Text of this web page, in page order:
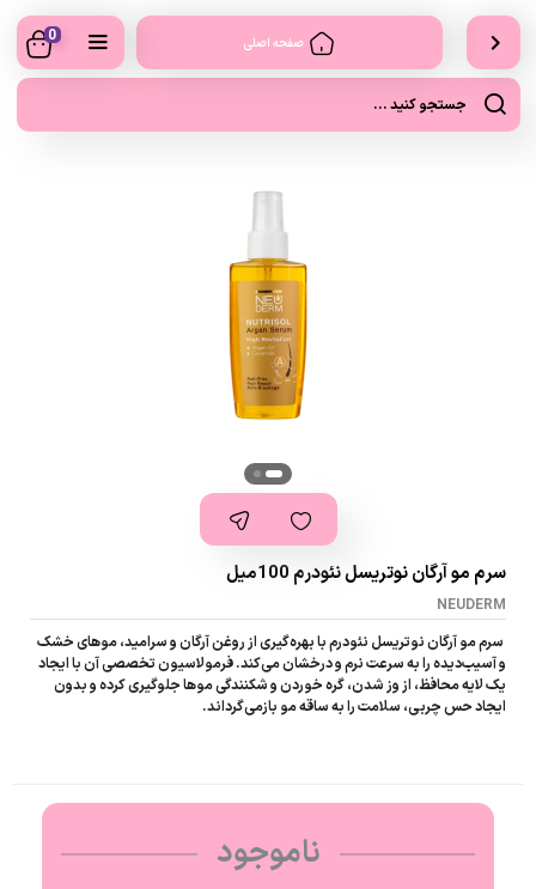
صفحه اصلی 0
سرم مو آرگان نوتریسل نئودرم 100میل
NEUDERM
سرم مو آرگان نوتریسل نئودرم با بهره‌گیری از روغن آرگان و سرامید، موهای خشک
و آسیب‌دیده را به سرعت نرم و درخشان می‌کند. فرمولاسیون تخصصی آن با ایجاد
یک لایه محافظ، از وز شدن، گره خوردن و شکنندگی موها جلوگیری کرده و بدون
ایجاد حس چربی، سلامت را به ساقه مو بازمی‌گرداند.
ناموجود